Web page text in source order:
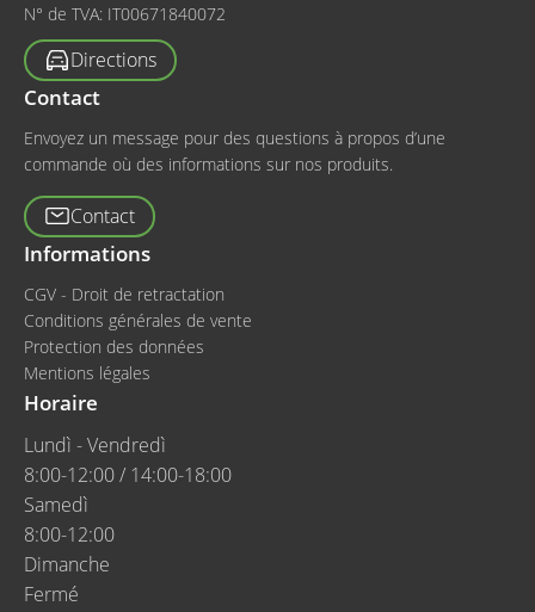
N° de TVA: IT00671840072
Directions
Contact
Envoyez un message pour des questions à propos d’une
commande où des informations sur nos produits.
Contact
Informations
CGV - Droit de retractation
Conditions générales de vente
Protection des données
Mentions légales
Horaire
Lundì - Vendredì
8:00-12:00 / 14:00-18:00
Samedì
8:00-12:00
Dimanche
Fermé